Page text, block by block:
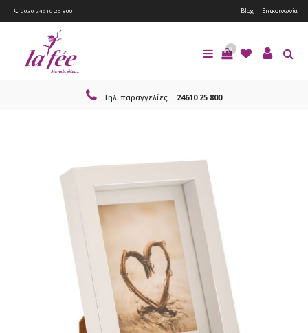
0030 24610 25 800 Blog Επικοινωνία
0
Τηλ. παραγγελίες 24610 25 800